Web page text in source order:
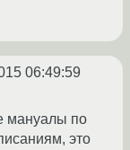
06:49:59
мануалы по
это